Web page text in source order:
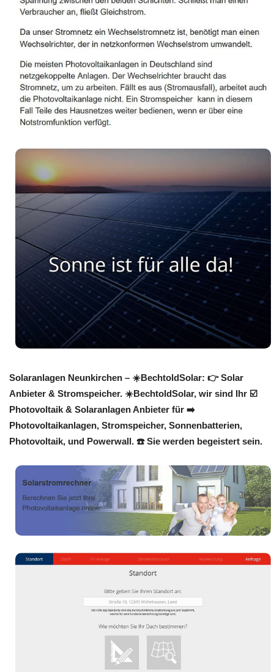
Solaranlagen Neunkirchen – ☀️BechtoldSolar: 👉 Solar
Anbieter & Stromspeicher. ☀️BechtoldSolar, wir sind Ihr ☑️
Photovoltaik & Solaranlagen Anbieter für ➡️
Photovoltaikanlagen, Stromspeicher, Sonnenbatterien,
Photovoltaik, und Powerwall. ☎️ Sie werden begeistert sein.